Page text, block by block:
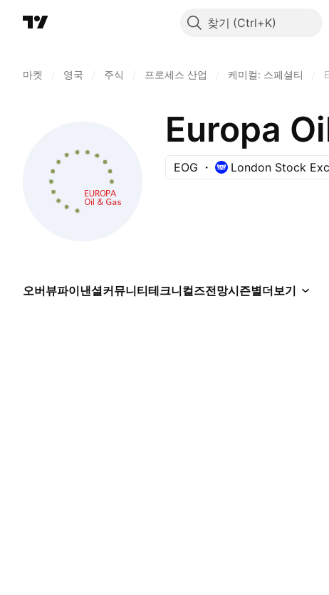
찾기
마켓 영국 주식 프로세스 산업 케미컬: 스페셜티
Europa
EOG London Stock
오버뷰파이낸셜커뮤니티테크니컬즈전망시즌별더보기